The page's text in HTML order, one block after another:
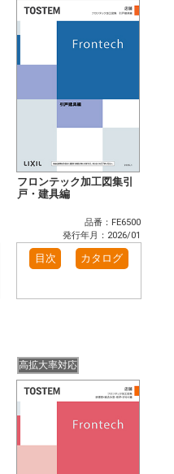
フロンテック加工図集引
戸・建具編
品番：FE6500
発行年月：2026/01
目次 カタログ
高拡大率対応